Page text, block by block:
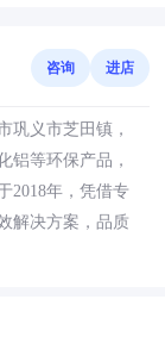
咨询 进店
巩义市芝田镇，
铝等环保产品，
2018年，凭借专
解决方案，品质